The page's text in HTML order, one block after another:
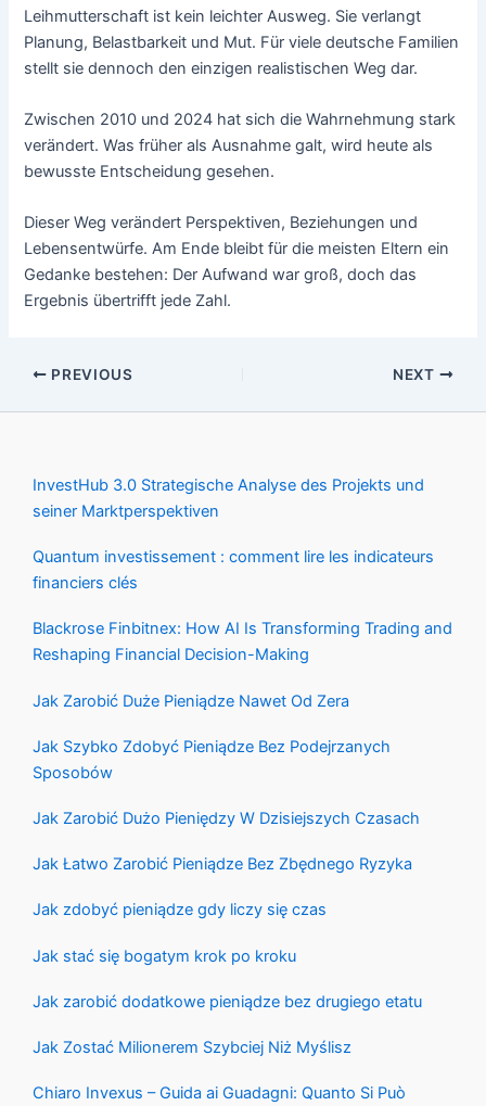
Leihmutterschaft ist kein leichter Ausweg. Sie verlangt
Planung, Belastbarkeit und Mut. Für viele deutsche Familien
stellt sie dennoch den einzigen realistischen Weg dar.
Zwischen 2010 und 2024 hat sich die Wahrnehmung stark
verändert. Was früher als Ausnahme galt, wird heute als
bewusste Entscheidung gesehen.
Dieser Weg verändert Perspektiven, Beziehungen und
Lebensentwürfe. Am Ende bleibt für die meisten Eltern ein
Gedanke bestehen: Der Aufwand war groß, doch das
Ergebnis übertrifft jede Zahl.
PREVIOUS NEXT
InvestHub 3.0 Strategische Analyse des Projekts und
seiner Marktperspektiven
Quantum investissement : comment lire les indicateurs
financiers clés
Blackrose Finbitnex: How AI Is Transforming Trading and
Reshaping Financial Decision-Making
Jak Zarobić Duże Pieniądze Nawet Od Zera
Jak Szybko Zdobyć Pieniądze Bez Podejrzanych
Sposobów
Jak Zarobić Dużo Pieniędzy W Dzisiejszych Czasach
Jak Łatwo Zarobić Pieniądze Bez Zbędnego Ryzyka
Jak zdobyć pieniądze gdy liczy się czas
Jak stać się bogatym krok po kroku
Jak zarobić dodatkowe pieniądze bez drugiego etatu
Jak Zostać Milionerem Szybciej Niż Myślisz
Chiaro Invexus – Guida ai Guadagni: Quanto Si Può